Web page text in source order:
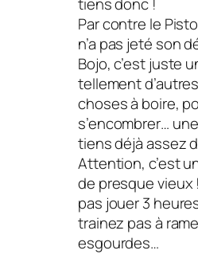
Par contre le
n’a pas jeté son
Bojo, c’est juste
tellement
choses à boire,
s’encombrer…
tiens déjà assez
Attention, c’est
de presque vieux
pas jouer 3
trainez pas à
esgourdes…